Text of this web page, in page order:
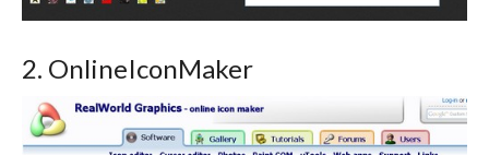
2. OnlineIconMaker